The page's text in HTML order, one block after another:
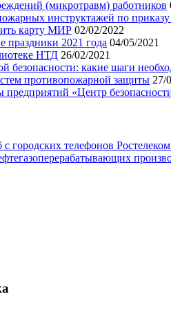
(микротравм) работников
инструктажей по приказу
карту МИР 02/02/2022
праздники 2021 года 04/05/2021
НТД 26/02/2021
безопасности: какие шаги
противопожарной защиты 27/
«Центр
городских телефонов